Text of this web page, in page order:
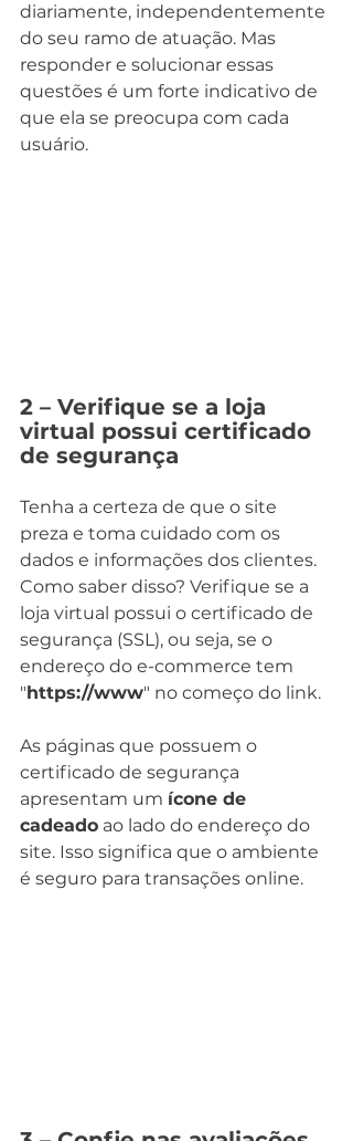
diariamente, independentemente
do seu ramo de atuação. Mas
responder e solucionar essas
questões é um forte indicativo de
que ela se preocupa com cada
usuário.
2 – Verifique se a loja
virtual possui certificado
de segurança
Tenha a certeza de que o site
preza e toma cuidado com os
dados e informações dos clientes.
Como saber disso? Verifique se a
loja virtual possui o certificado de
segurança (SSL), ou seja, se o
endereço do e-commerce tem
"https://www" no começo do link.
As páginas que possuem o
certificado de segurança
apresentam um ícone de
cadeado ao lado do endereço do
site. Isso significa que o ambiente
é seguro para transações online.